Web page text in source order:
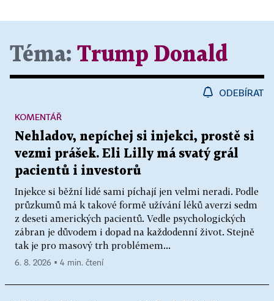
Téma: Trump Donald
ODEBÍRAT
Nehladov, nepíchej si injekci, prostě si
vezmi prášek. Eli Lilly má svatý grál
pacientů i investorů
Injekce si běžní lidé sami píchají jen velmi neradi. Podle
průzkumů má k takové formě užívání léků averzi sedm
z deseti amerických pacientů. Vedle psychologických
zábran je důvodem i dopad na každodenní život. Stejně
tak je pro masový trh problémem...
KOMENTÁŘ
6. 8. 2026 ▪ 4 min. čtení